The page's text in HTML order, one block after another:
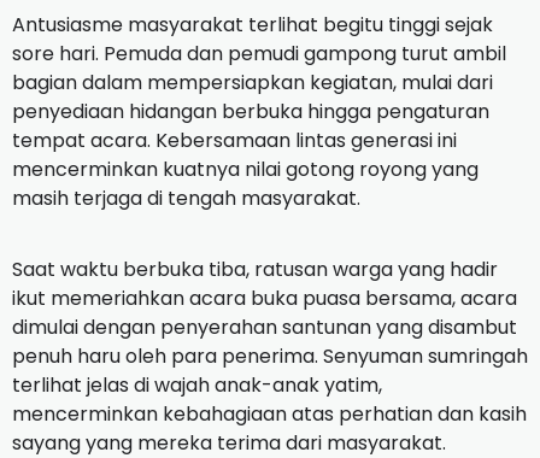
Antusiasme masyarakat terlihat begitu tinggi sejak
sore hari. Pemuda dan pemudi gampong turut ambil
bagian dalam mempersiapkan kegiatan, mulai dari
penyediaan hidangan berbuka hingga pengaturan
tempat acara. Kebersamaan lintas generasi ini
mencerminkan kuatnya nilai gotong royong yang
masih terjaga di tengah masyarakat.
Saat waktu berbuka tiba, ratusan warga yang hadir
ikut memeriahkan acara buka puasa bersama, acara
dimulai dengan penyerahan santunan yang disambut
penuh haru oleh para penerima. Senyuman sumringah
terlihat jelas di wajah anak-anak yatim,
mencerminkan kebahagiaan atas perhatian dan kasih
sayang yang mereka terima dari masyarakat.